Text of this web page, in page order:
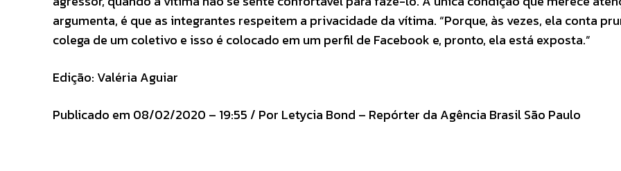
argumenta, é que as integrantes respeitem a privacidade da vítima. “Porque, às vezes, ela conta
colega de um coletivo e isso é colocado em um perfil de Facebook e, pronto, ela está exposta.”
Edição: Valéria Aguiar
Publicado em 08/02/2020 – 19:55 / Por Letycia Bond – Repórter da Agência Brasil São Paulo